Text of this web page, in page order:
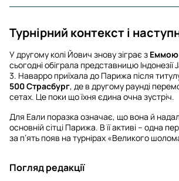
Турнірний контекст і
У другому колі Йович знову зіграє з Еммою
сьогодні обіграла представницю
3. Наварро приїхала до Парижа після
500 Страсбург, де в другому раунді
сетах. Це поки що їхня єдина очна зустріч.
Для Еали поразка означає, що вона й
основній сітці Парижа. В її активі – одна
за п’ять появ на турнірах «Великого
Погляд редакції